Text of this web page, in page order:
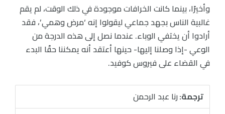
وأخيرًا، بينما كانت الخرافات موجودة في ذلك الوقت، لم يقم
غالبية الناس بجهد جماعي ليقولوا إنه ‘مرض وهمي’، فقد
أرادوا أن يختفي الوباء. عندما نصل إلى هذه الدرجة من
الوعي -إذا وصلنا إليها- حينها أعتقد أنه يمكننا حقًا البدء
في القضاء على فيروس كوفيد.
ترجمة:رنا عبد الرحمن